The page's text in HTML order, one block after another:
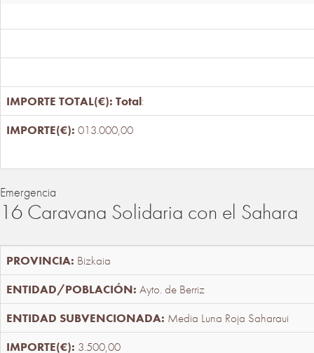
Total:
013.000,00
Emergencia
16 Caravana Solidaria con el Sahara
Bizkaia
Ayto. de Berriz
Media Luna Roja Saharaui
3.500,00